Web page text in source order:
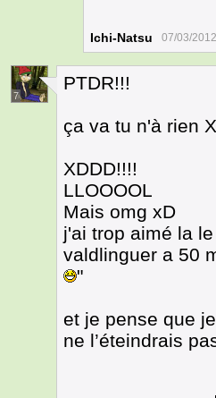
Ichi-Natsu 07/03/
7
PTDR!!!
ça va tu n'à rien
XDDD!!!!
LLOOOOL
Mais omg xD
j'ai trop aimé la
valdlinguer a 50
"
et je pense que
ne l’éteindrais